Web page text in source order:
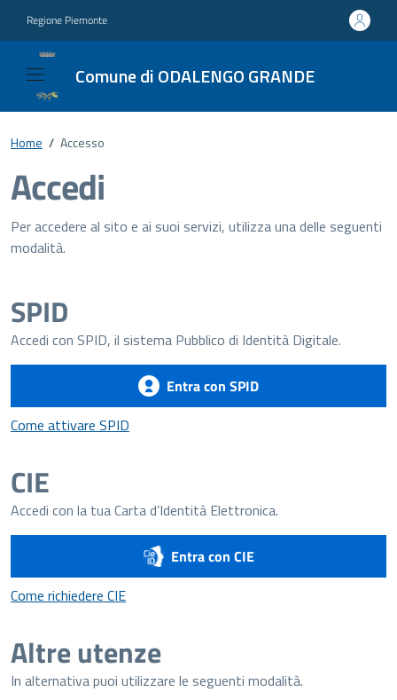
Regione Piemonte
Comune di ODALENGO GRANDE
Home / Accesso
Accedi
Per accedere al sito e ai suoi servizi, utilizza una delle seguenti
modalità.
SPID
Accedi con SPID, il sistema Pubblico di Identità Digitale.
Entra con SPID
Come attivare SPID
CIE
Accedi con la tua Carta d’Identità Elettronica.
Entra con CIE
Come richiedere CIECome richiedere CIE
Altre utenze
In alternativa puoi utilizzare le seguenti modalità.